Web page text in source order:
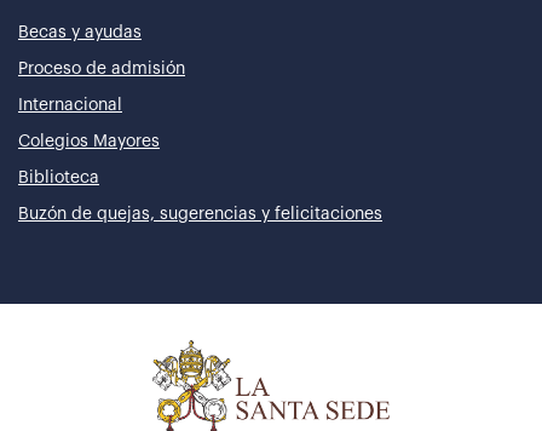
Becas y ayudas
Proceso de admisión
Internacional
Colegios Mayores
Biblioteca
Buzón de quejas, sugerencias y felicitaciones